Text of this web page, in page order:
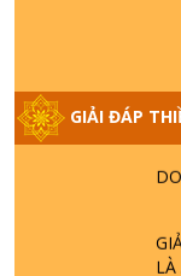
GIẢI ĐÁP
LÀ